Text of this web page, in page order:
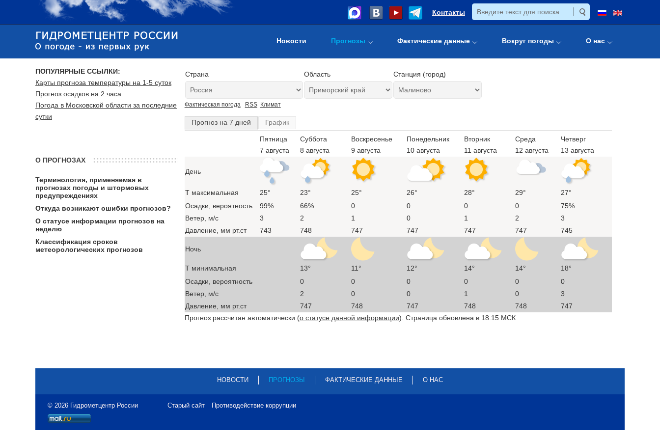
Контакты
Новости Прогнозы Фактические данные Вокруг погоды О нас
Страна Область Станция (город)
Фактическая погода RSS Климат
Прогноз на 7 дней График
Пятница
7 августа
Суббота
8 августа
Воскресенье
9 августа
Понедельник
10 августа
Вторник
11 августа
Среда
12 августа
Четверг
13 августа
День
T максимальная 25° 23° 25° 26° 28° 29°
27°
Осадки, вероятность
99% 66% 0 0 0 0
75%
Ветер, м/с
3 2 1 0 1 2
3
Давление, мм рт.ст
743 748 747 747 747 747 745
Ночь
T минимальная 13° 11° 12° 14° 14°
18°
Осадки, вероятность
0 0 0 0 0
0
Ветер, м/с
2 0 0 1 0
3
Давление, мм рт.ст
747 748 747 748 748
747
Прогноз рассчитан автоматически (о статусе данной информации). Страница обновлена в 18:15 МСК
ПОПУЛЯРНЫЕ ССЫЛКИ:
Карты прогноза температуры на 1-5 суток
Прогноз осадков на 2 часа
Погода в Московской области за последние
сутки
О ПРОГНОЗАХ
Терминология, применяемая в
прогнозах погоды и штормовых
предупреждениях
Откуда возникают ошибки прогнозов?
О статусе информации прогнозов на
неделю
Классификация сроков
метеорологических прогнозов
НОВОСТИ ПРОГНОЗЫ ФАКТИЧЕСКИЕ ДАННЫЕ О НАС
© 2026 Гидрометцентр России Старый сайт Противодействие коррупции